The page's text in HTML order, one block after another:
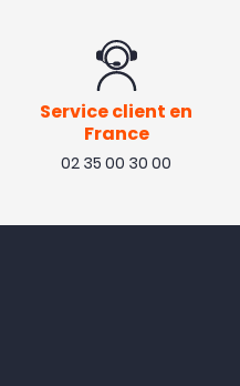
Service client en
France
02 35 00 30 00